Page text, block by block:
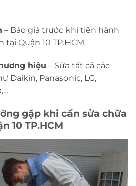
– Báo giá trước khi tiến hành
Quận 10 TP.HCM.
hiệu – Sửa tất cả các
Daikin, Panasonic, LG,
gặp khi cần sửa chữa
10 TP.HCM